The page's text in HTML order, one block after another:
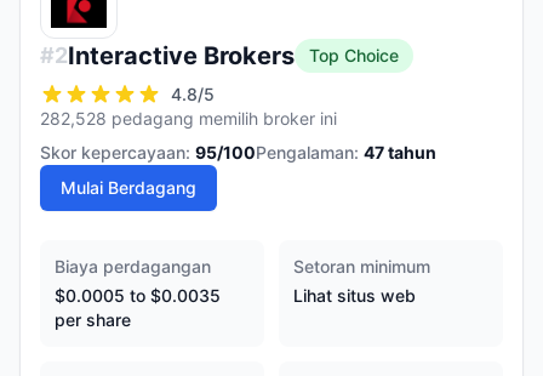
#2Interactive Brokers
Top Choice
4.8/5
282,528 pedagang memilih broker ini
Skor kepercayaan: 95/100Pengalaman: 47tahun
Mulai Berdagang
Biaya perdagangan
$0.0005 to $0.0035
per share
Setoran minimum
Lihat situs web